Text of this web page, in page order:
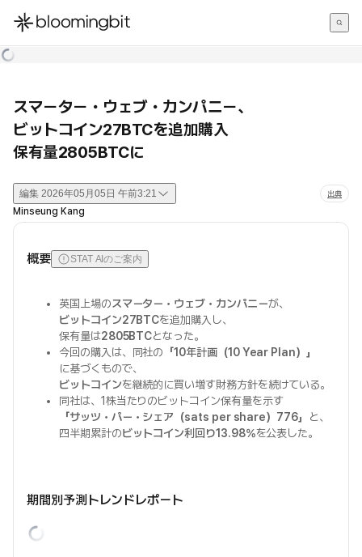
한국어
スマーター・ウェブ・カンパニー、
ビットコイン27BTCを追加購入
保有量2805BTCに
編集 2026年05月05日 午前3:21 出典
Minseung Kang
概要 STAT AIのご案内
英国上場のスマーター・ウェブ・カンパニーが、
ビットコイン27BTCを追加購入し、
保有量は2805BTCとなった。
今回の購入は、同社の 「10年計画（10 Year Plan）」
に基づくもので、
ビットコインを継続的に買い増す財務方針を続けている。
同社は、1株当たりのビットコイン保有量を示す
「サッツ・パー・シェア（sats per share）776」
と、
四半期累計のビットコイン利回り13.98%を公表した。
期間別予測トレンドレポート